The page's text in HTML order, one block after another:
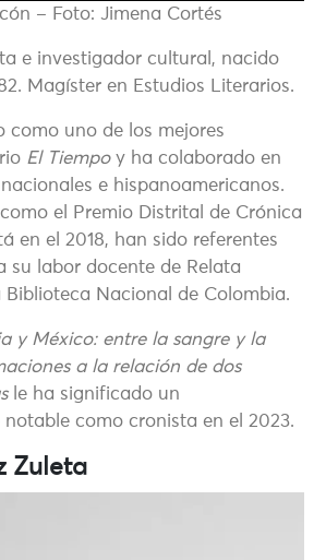
– Foto: Jimena Cortés
e investigador cultural, nacido
Magíster en Estudios Literarios.
como uno de los mejores
El Tiempoy ha colaborado en
e hispanoamericanos.
el Premio Distrital de Crónica
en el 2018, han sido referentes
su labor docente de Relata
Biblioteca Nacional de Colombia.
y México: entre la sangre y la
a la relación de dos
le ha significado un
como cronista en el 2023.
Zuleta